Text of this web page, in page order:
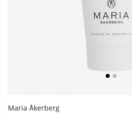
Maria Åkerberg